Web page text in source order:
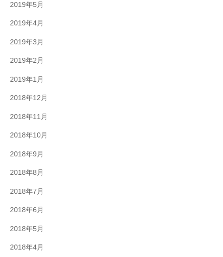
2019年5月
2019年4月
2019年3月
2019年2月
2019年1月
2018年12月
2018年11月
2018年10月
2018年9月
2018年8月
2018年7月
2018年6月
2018年5月
2018年4月